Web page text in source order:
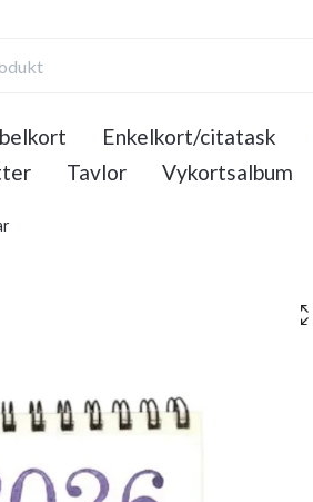
Enkelkort/citatask
Tavlor Vykortsalbum